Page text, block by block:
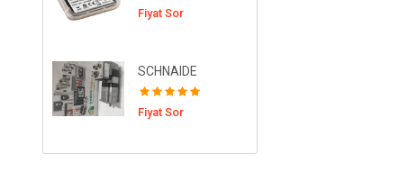
Fiyat Sor
SCHNAIDER LEXIUM Entegre, BLDC MOTOR, PRO
Fiyat Sor